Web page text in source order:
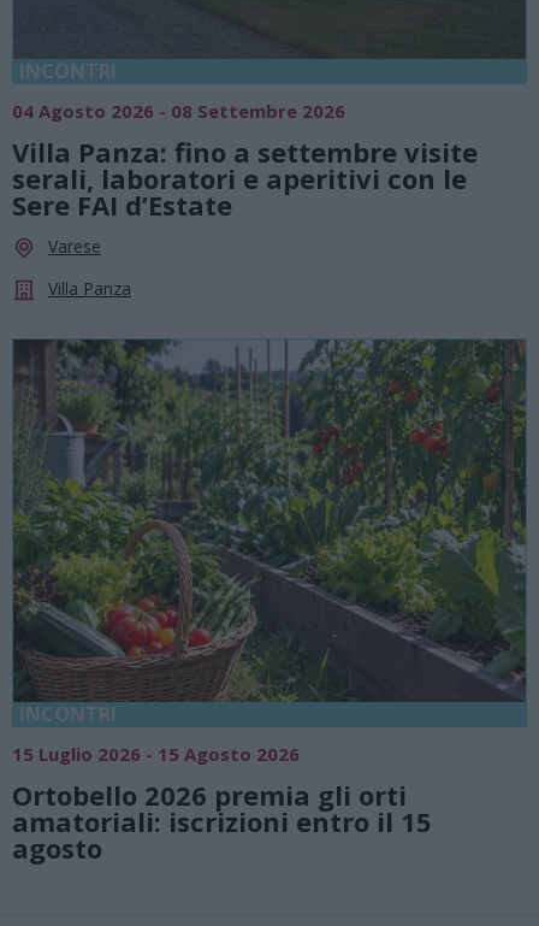
INCONTRI
04 Agosto 2026 - 08 Settembre 2026
Villa Panza: fino a settembre visite
serali, laboratori e aperitivi con le
Sere FAI d’Estate
Varese
Villa Panza
INCONTRI
15 Luglio 2026 - 15 Agosto 2026
Ortobello 2026 premia gli orti
amatoriali: iscrizioni entro il 15
agosto